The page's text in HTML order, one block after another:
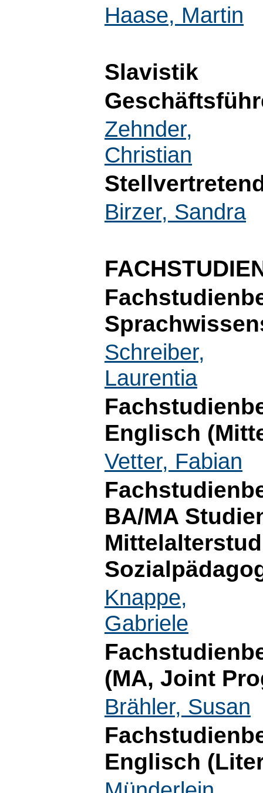
Haase, Martin
Slavistik
Zehnder,
Christian
Birzer, Sandra
Schreiber,
Laurentia
Englisch
Vetter, Fabian
BA/MA
Knappe,
Gabriele
(MA, Joint
Brähler, Susan
Englisch